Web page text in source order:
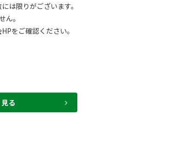
は限りがございます。
。
をご確認ください。
る